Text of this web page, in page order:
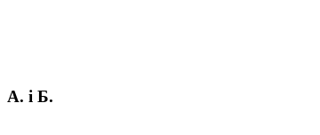
А. і Б.